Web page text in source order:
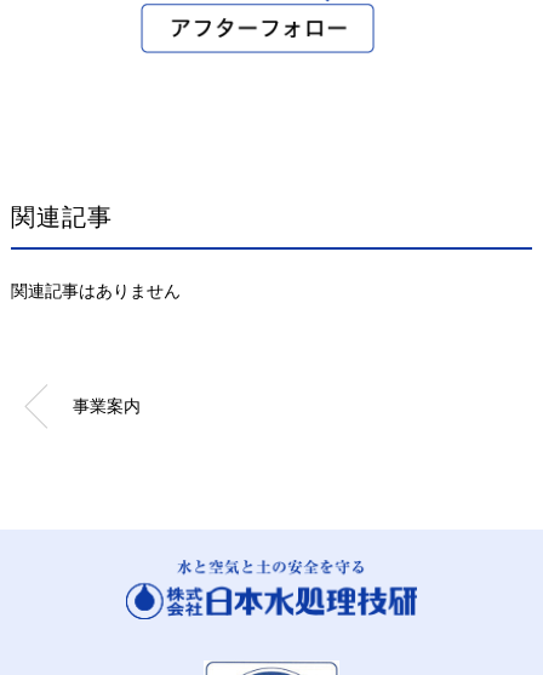
関連記事
関連記事はありません
事業案内